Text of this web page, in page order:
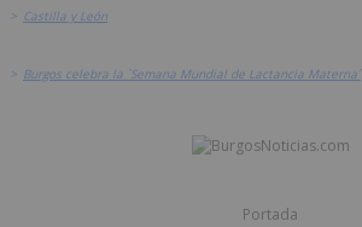
> Castilla y León
> Burgos celebra la `Semana Mundial de Lactancia Materna´
Portada